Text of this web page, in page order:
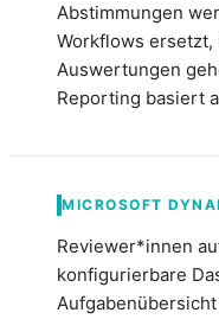
Abstimmungen
Workflows ersetzt,
Auswertungen
Reporting basiert
MICROSOFT
Reviewer*innen
konfigurierbare